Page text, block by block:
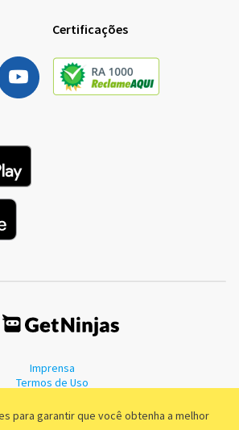
para garantir que você obtenha a melhor
Certificações
Imprensa
Termos de Uso